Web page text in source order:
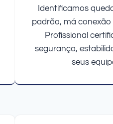
Identificamos
padrão, má conexão
Profissional
segurança,
seus